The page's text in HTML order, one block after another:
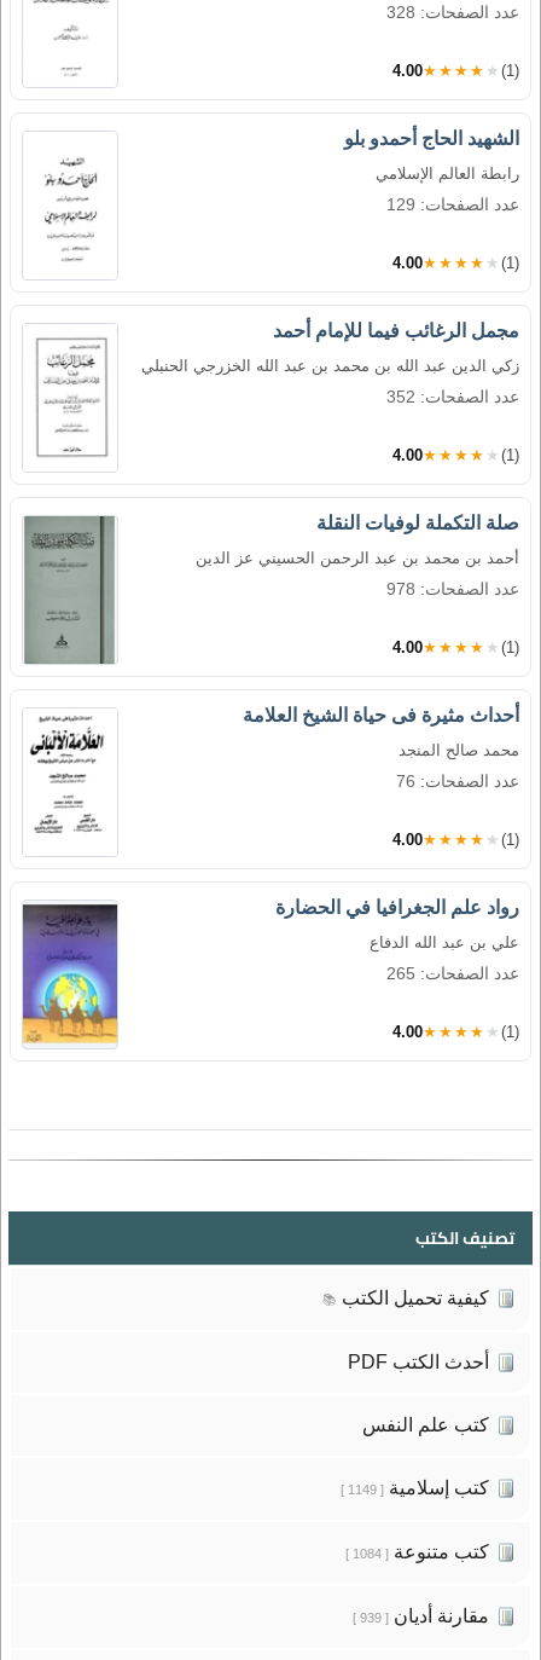
عدد الصفحات: 328
4.00★★★★★ (1)
الشهيد الحاج أحمدو بلو
رابطة العالم الإسلامي
عدد الصفحات: 129
4.00★★★★★ (1)
مجمل الرغائب فيما للإمام أحمد
زكي الدين عبد الله بن محمد بن عبد الله الخزرجي الحنبلي
عدد الصفحات: 352
4.00★★★★★ (1)
صلة التكملة لوفيات النقلة
أحمد بن محمد بن عبد الرحمن الحسيني عز الدين
عدد الصفحات: 978
4.00★★★★★ (1)
أحداث مثيرة فى حياة الشيخ العلامة
محمد صالح المنجد
عدد الصفحات: 76
4.00★★★★★ (1)
رواد علم الجغرافيا في الحضارة
علي بن عبد الله الدفاع
عدد الصفحات: 265
4.00★★★★★ (1)
تصنيف الكتب
كيفية تحميل الكتب 📚
أحدث الكتب PDF
كتب علم النفس
كتب إسلامية[ 1149 ]
كتب متنوعة[ 1084 ]
مقارنة أديان[ 939 ]